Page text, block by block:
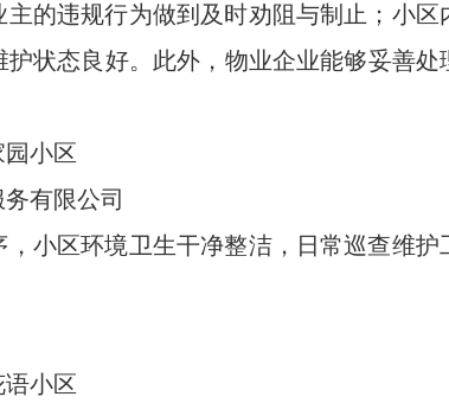
主的违规行为做到及时劝阻与制止；小
状态良好。此外，物业企业能够妥善
园小区
有限公司
，小区环境卫生干净整洁，日常巡查维
语小区